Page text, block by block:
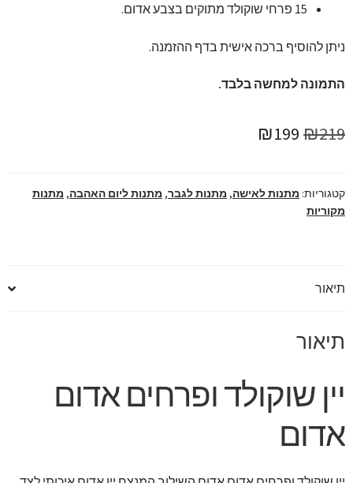
15 פרחי שוקולד מתוקים בצבע אדום.
ניתן להוסיף ברכה אישית בדף ההזמנה.
התמונה למחשה בלבד.
₪219
המחיר
היה:
₪199
הוא:
קטגוריות: מתנות לאישה, מתנות לגבר, מתנות ליום האהבה, מתנות
מקוריות
תיאור
תיאור
יין שוקולד ופרחים אדום
אדום